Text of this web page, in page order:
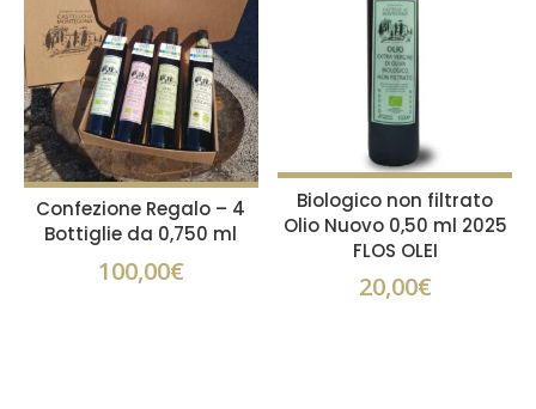
Confezione Regalo – 4
Bottiglie da 0,750 ml
100,00€
Biologico non filtrato
Olio Nuovo 0,50 ml 2025
FLOS OLEI
20,00€